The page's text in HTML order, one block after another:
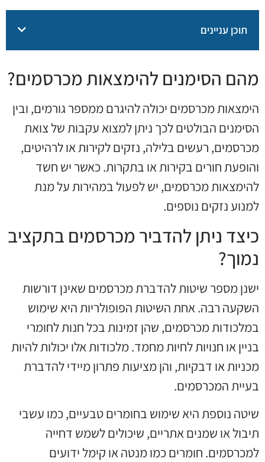
תוכן עניינים
מהם הסימנים להימצאות מכרסמים?
הימצאות מכרסמים יכולה להיגרם ממספר גורמים, ובין
הסימנים הבולטים לכך ניתן למצוא עקבות של צואת
מכרסמים, רעשים בלילה, נזקים לקירות או לרהיטים,
והופעת חורים בקירות או בתקרות. כאשר יש חשד
להימצאות מכרסמים, יש לפעול במהירות על מנת
למנוע נזקים נוספים.
כיצד ניתן להדביר מכרסמים בתקציב
נמוך?
ישנן מספר שיטות להדברת מכרסמים שאינן דורשות
השקעה רבה. אחת השיטות הפופולריות היא שימוש
במלכודות מכרסמים, שהן זמינות בכל חנות לחומרי
בניין או חנויות לחיות מחמד. מלכודות אלו יכולות להיות
מכניות או דבקיות, והן מציעות פתרון מיידי להדברת
בעיית המכרסמים.
שיטה נוספת היא שימוש בחומרים טבעיים, כמו עשבי
תיבול או שמנים אתריים, שיכולים לשמש דחייה
למכרסמים. חומרים כמו מנטה או קימל ידועים